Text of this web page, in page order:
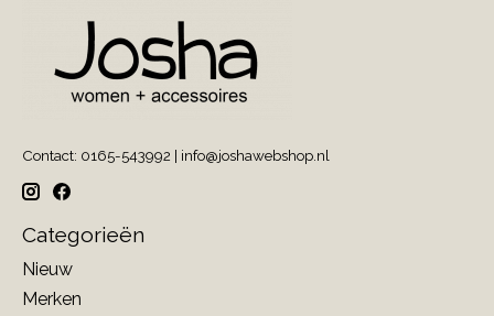
Contact: 0165-543992 | info@joshawebshop.nl
Categorieën
Nieuw
Merken